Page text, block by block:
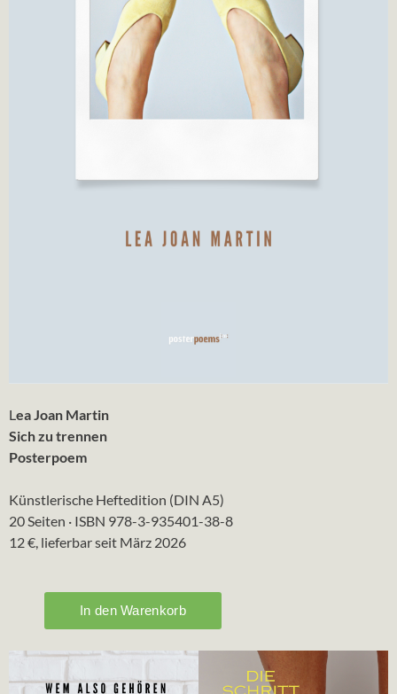
Lea Joan Martin
Sich zu trennen
Posterpoem
Künstlerische Heftedition (DIN A5)
20 Seiten · ISBN 978-3-935401-38-8
12 €, lieferbar seit März 2026